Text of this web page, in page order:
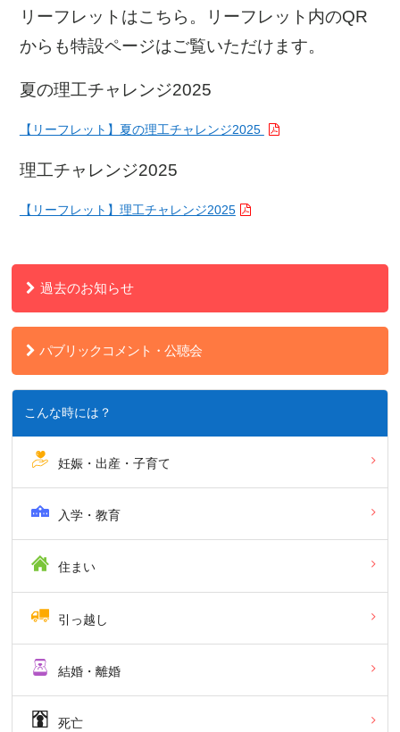
リーフレットはこちら。リーフレット内のQR
からも特設ページはご覧いただけます。
夏の理工チャレンジ2025
【リーフレット】夏の理工チャレンジ2025
理工チャレンジ2025
【リーフレット】理工チャレンジ2025
過去のお知らせ
パブリックコメント・公聴会
こんな時には？
妊娠・出産・子育て
入学・教育
住まい
引っ越し
結婚・離婚
死亡